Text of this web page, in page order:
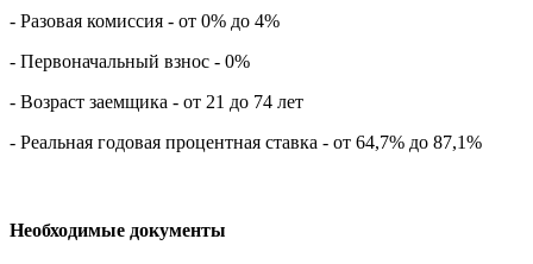
- Разовая комиссия - от 0% до 4%
- Первоначальный взнос - 0%
- Возраст заемщика - от 21 до 74 лет
- Реальная годовая процентная ставка - от 64,7% до 87,1%
Необходимые документы